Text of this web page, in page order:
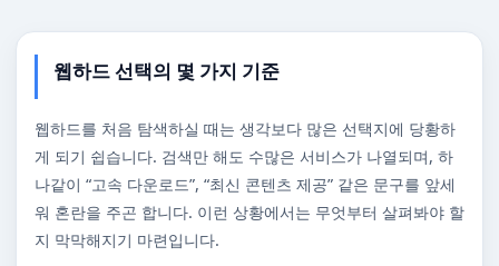
웹하드 선택의 몇 가지 기준
웹하드를 처음 탐색하실 때는 생각보다 많은 선택지에 당황하
게 되기 쉽습니다. 검색만 해도 수많은 서비스가 나열되며, 하
나같이 “고속 다운로드”, “최신 콘텐츠 제공” 같은 문구를 앞세
워 혼란을 주곤 합니다. 이런 상황에서는 무엇부터 살펴봐야 할
지 막막해지기 마련입니다.